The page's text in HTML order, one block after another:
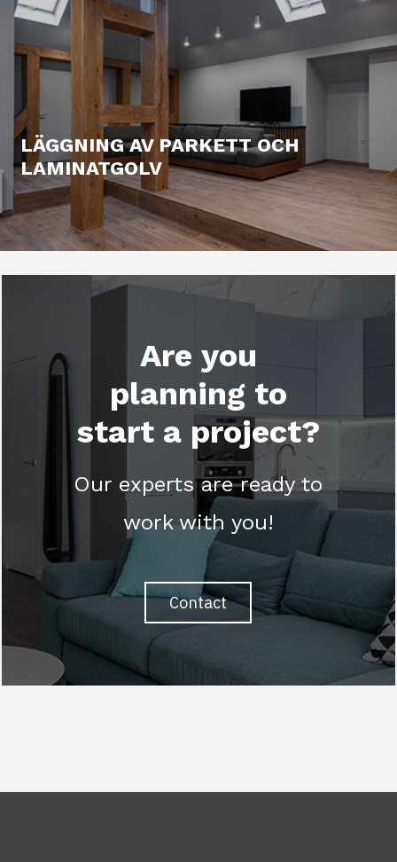
LÄGGNING AV PARKETT OCH
LAMINATGOLV
Are you
planning to
start a project?
Our experts are ready to
work with you!
Contact